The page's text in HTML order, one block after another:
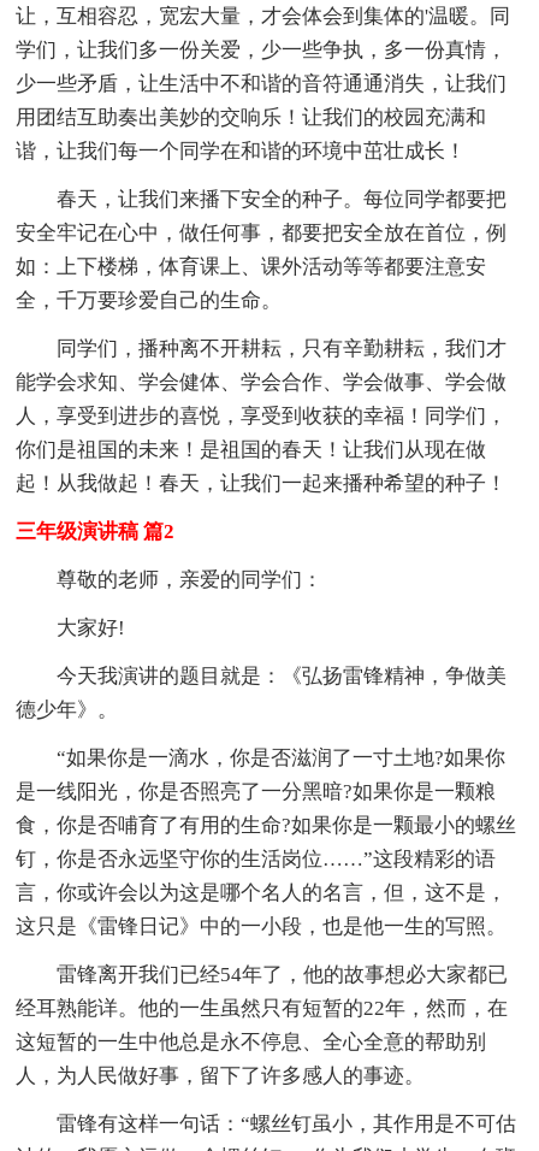
让，互相容忍，宽宏大量，才会体会到集体的'温暖。同
学们，让我们多一份关爱，少一些争执，多一份真情，
少一些矛盾，让生活中不和谐的音符通通消失，让我们
用团结互助奏出美妙的交响乐！让我们的校园充满和
谐，让我们每一个同学在和谐的环境中茁壮成长！
春天，让我们来播下安全的种子。每位同学都要把
安全牢记在心中，做任何事，都要把安全放在首位，例
如：上下楼梯，体育课上、课外活动等等都要注意安
全，千万要珍爱自己的生命。
同学们，播种离不开耕耘，只有辛勤耕耘，我们才
能学会求知、学会健体、学会合作、学会做事、学会做
人，享受到进步的喜悦，享受到收获的幸福！同学们，
你们是祖国的未来！是祖国的春天！让我们从现在做
起！从我做起！春天，让我们一起来播种希望的种子！
三年级演讲稿 篇2
尊敬的老师，亲爱的同学们：
大家好!
今天我演讲的题目就是：《弘扬雷锋精神，争做美
德少年》。
“如果你是一滴水，你是否滋润了一寸土地?如果你
是一线阳光，你是否照亮了一分黑暗?如果你是一颗粮
食，你是否哺育了有用的生命?如果你是一颗最小的螺丝
钉，你是否永远坚守你的生活岗位……”这段精彩的语
言，你或许会以为这是哪个名人的名言，但，这不是，
这只是《雷锋日记》中的一小段，也是他一生的写照。
雷锋离开我们已经54年了，他的故事想必大家都已
经耳熟能详。他的一生虽然只有短暂的22年，然而，在
这短暂的一生中他总是永不停息、全心全意的帮助别
人，为人民做好事，留下了许多感人的事迹。
雷锋有这样一句话：“螺丝钉虽小，其作用是不可估